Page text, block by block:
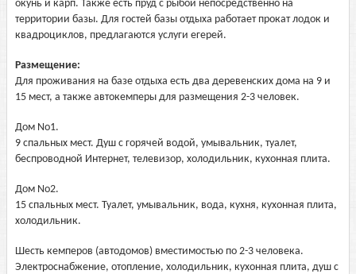
окунь и карп. Также есть пруд с рыбой непосредственно на
территории базы. Для гостей базы отдыха работает прокат лодок и
квадроциклов, предлагаются услуги егерей.
Размещение:
Для проживания на базе отдыха есть два деревенских дома на 9 и
15 мест, а также автокемперы для размещения 2-3 человек.
Дом No1.
9 спальных мест. Душ с горячей водой, умывальник, туалет,
беспроводной Интернет, телевизор, холодильник, кухонная плита.
Дом No2.
15 спальных мест. Туалет, умывальник, вода, кухня, кухонная плита,
холодильник.
Шесть кемперов (автодомов) вместимостью по 2-3 человека.
Электроснабжение, отопление, холодильник, кухонная плита, душ с